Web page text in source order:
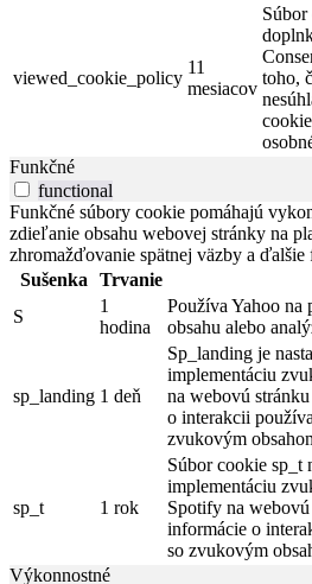
viewed_cookie_policy
11
mesiacov
Súbor
toho,
Funkčné
functional
Funkčné súbory cookie pomáhajú
zdieľanie obsahu webovej stránky na
zhromažďovanie spätnej väzby a ďalšie
Sušenka
Trvanie
S
1
hodina
Používa Yahoo na
obsahu alebo
sp_landing 1 deň
Sp_landing je
implementáciu
na webovú
o interakcii
zvukovým
sp_t 1 rok
Súbor cookie sp_t
implementáciu
Spotify na webovú
informácie o
so zvukovým
Výkonnostné